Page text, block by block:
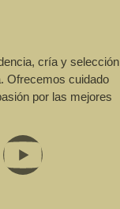
cría y selección
Ofrecemos cuidado
por las mejores